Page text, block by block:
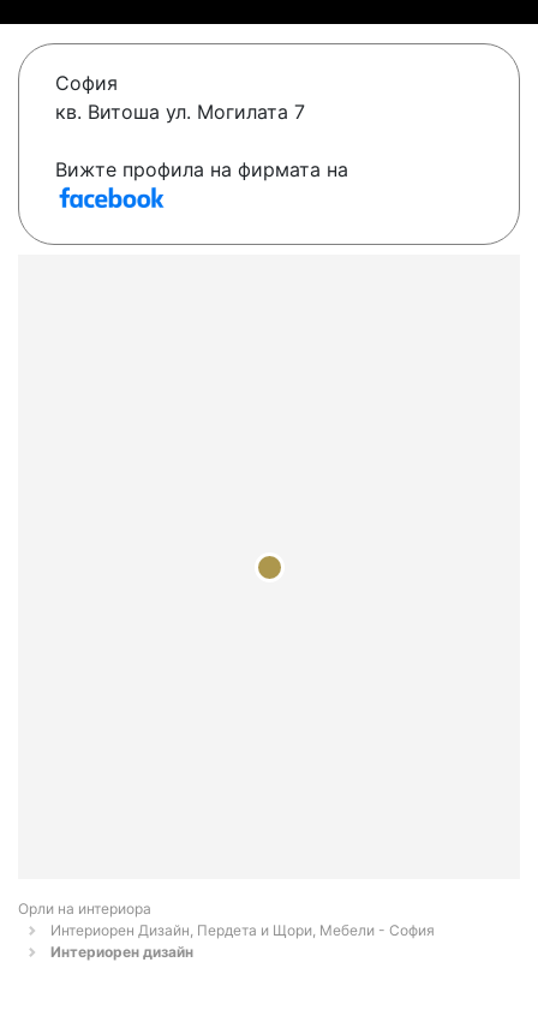
София
кв. Витоша ул. Могилата 7
Вижте профила на фирмата на
Орли на интериора
Интериорен Дизайн, Пердета и Щори, Мебели - София
Интериорен дизайн